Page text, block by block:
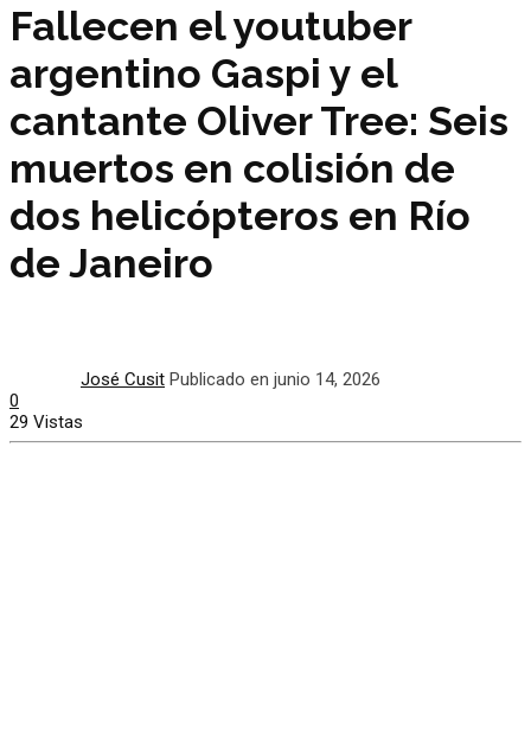
Fallecen el youtuber
argentino Gaspi y el
cantante Oliver Tree: Seis
muertos en colisión de
dos helicópteros en Río
de Janeiro
José Cusit Publicado en junio 14, 2026
0
29 Vistas